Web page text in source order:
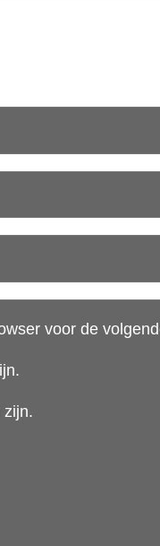
voor de
zijn.